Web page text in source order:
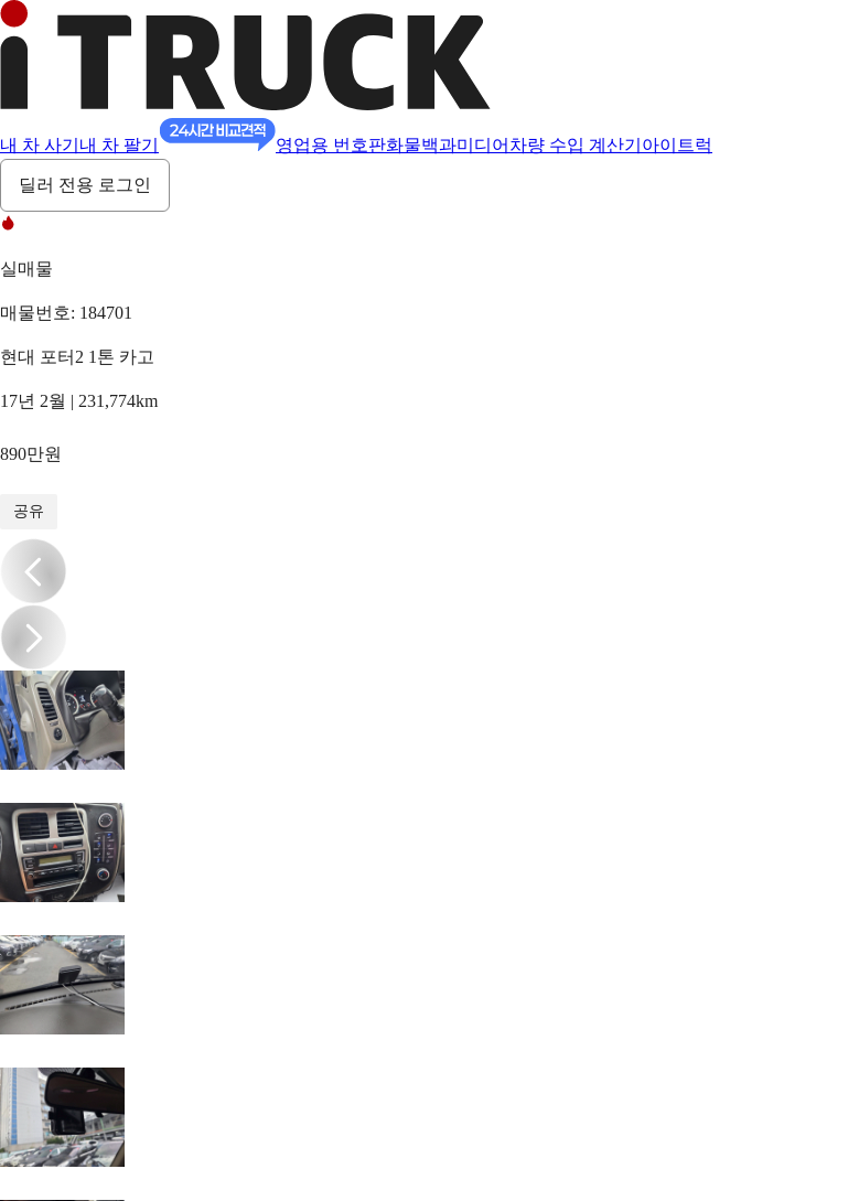
내 차 사기 내 차 팔기 영업용 번호판화물백과미디어 차량 수입 계산기 아이트럭
딜러 전용 로그인
실매물
매물번호: 184701
현대 포터2 1톤 카고
17년 2월 | 231,774km
890만원
공유
/17